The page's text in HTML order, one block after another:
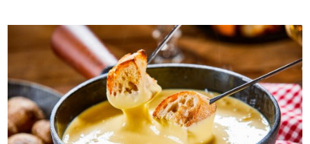
eine Fonduegabelaufgespießte Brotstückchen. Je
nach verwendeter Käsesorte kann das Fondue jedes Mal
anders schmecken!